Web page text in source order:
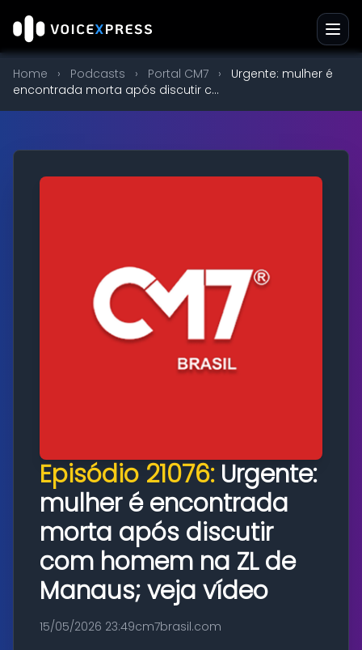
Home › Podcasts › Portal CM7 ›
Urgente: mulher é
encontrada morta após discutir c...
Episódio 21076: Urgente:
mulher é encontrada
morta após discutir
com homem na ZL de
Manaus; veja vídeo
15/05/2026 23:49cm7brasil.com